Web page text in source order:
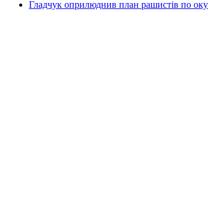
Гладчук оприлюднив план рашистів по